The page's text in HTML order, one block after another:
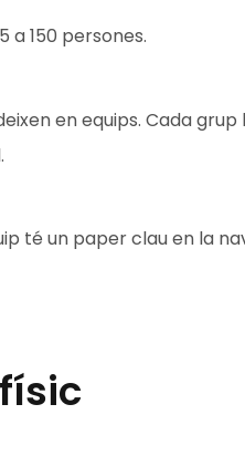
a 150 persones.
en equips. Cada
té un paper clau en la